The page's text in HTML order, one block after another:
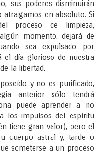
sus poderes disminuirán
en absoluto. Si
proceso de limpieza,
momento, dejará de
sea expulsado por
el día glorioso de nuestra
la libertad.
y no es purificado,
anterior sólo tendrá
puede aprender a no
los impulsos del espíritu
tiene gran valor), pero el
cuerpo astral y, tarde o
someterse a un proceso